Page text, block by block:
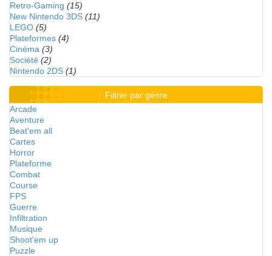
Retro-Gaming (15)
New Nintendo 3DS (11)
LEGO (5)
Plateformes (4)
Cinéma (3)
Société (2)
Nintendo 2DS (1)
Filtrer par genre
Arcade
Aventure
Beat'em all
Cartes
Horror
Plateforme
Combat
Course
FPS
Guerre
Infiltration
Musique
Shoot'em up
Puzzle